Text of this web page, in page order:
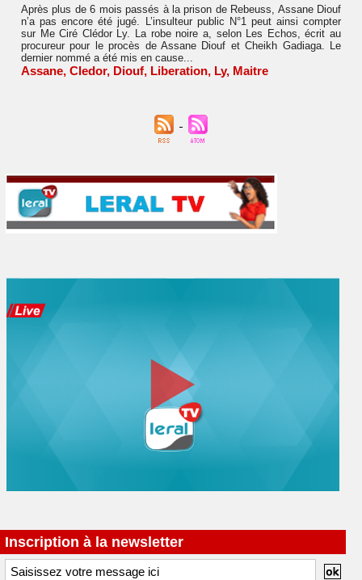
Après plus de 6 mois passés à la prison de Rebeuss, Assane Diouf
n’a pas encore été jugé. L’insulteur public N°1 peut ainsi compter
sur Me Ciré Clédor Ly. La robe noire a, selon Les Echos, écrit au
procureur pour le procès de Assane Diouf et Cheikh Gadiaga. Le
dernier nommé a été mis en cause...
Assane, Cledor, Diouf, Liberation, Ly, Maitre
Inscription à la newsletter